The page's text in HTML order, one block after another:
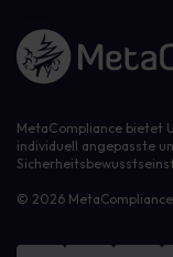
Link zur Homepage
MetaCompliance bietet
individuell angepasste
© 2026